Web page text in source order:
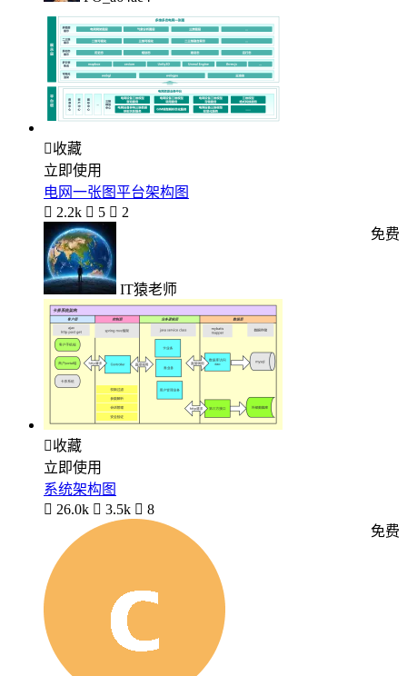
收藏
立即使用
电网一张图平台架构图
 2.2k  5  2
IT猿老师
免费
收藏
立即使用
系统架构图
 26.0k  3.5k  8
免费